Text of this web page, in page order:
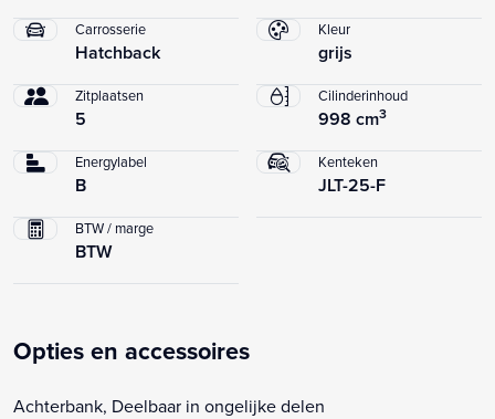
Carrosserie
Hatchback
Kleur
grijs
Zitplaatsen
5
Cilinderinhoud
998 cm3
Energylabel
B
Kenteken
JLT-25-F
BTW / marge
BTW
Opties en accessoires
Achterbank, Deelbaar in ongelijke delen